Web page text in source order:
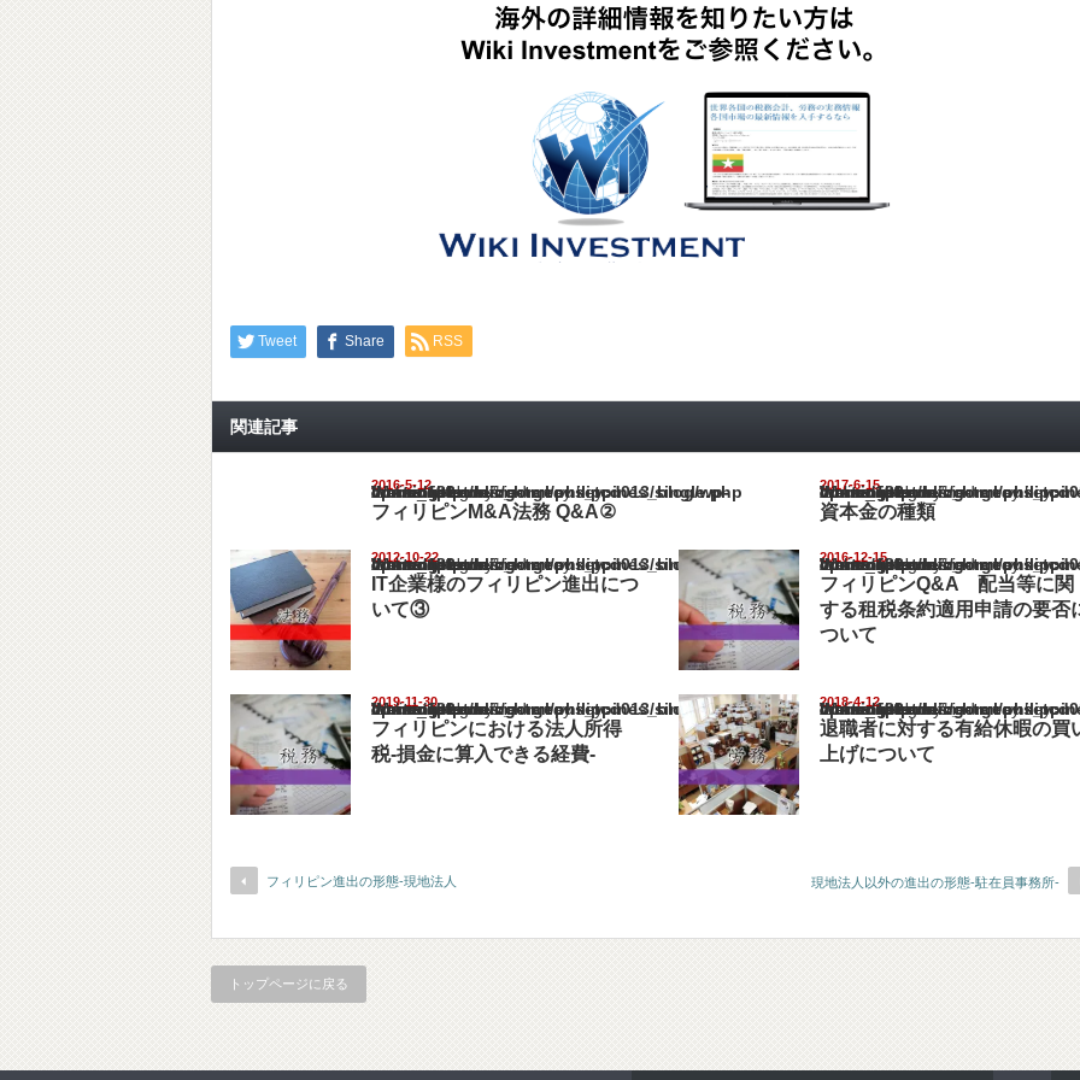
Tweet Share RSS
関連記事
2016-5-12
Warning
: Undefined array key "show_category" in
/home/netst/kuno-cpa.co.jp/public_html/philippines_blog/wp-content/themes/gorgeous_tcd013/single.php
on line183
フィリピンM&A法務 Q&A②
2017-6-15
Warning
: Undefined array key "show_category" in
/home/netst/kuno-cpa.co.jp/public_html/philippines_blog/wp-content/
on line183
資本金の種類
2012-10-22
Warning
: Undefined array key "show_category" in
/home/netst/kuno-cpa.co.jp/public_html/philippines_blog/wp-content/themes/gorgeous_tcd013/single.php
on line183
IT企業様のフィリピン進出につ
いて③
2016-12-15
Warning
: Undefined array key "show_category" in
/home/netst/kuno-cpa.co.jp/public_html/philippines_blog/wp-content/
on line183
フィリピンQ&A 配当等に関
する租税条約適用申請の要否
ついて
2019-11-30
Warning
: Undefined array key "show_category" in
/home/netst/kuno-cpa.co.jp/public_html/philippines_blog/wp-content/themes/gorgeous_tcd013/single.php
on line183
フィリピンにおける法人所得
税-損金に算入できる経費-
2018-4-12
Warning
: Undefined array key "show_category" in
/home/netst/kuno-cpa.co.jp/public_html/philippines_blog/wp-content/
on line183
退職者に対する有給休暇の買
上げについて
フィリピン進出の形態-現地法人 現地法人以外の進出の形態-駐在員事務所-
トップページに戻る